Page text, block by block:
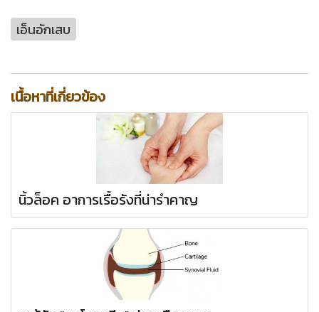
เอ็นอักเสบ
เนื้อหาที่เกี่ยวข้อง
นิ้วล็อค อาการเรื้อรังที่น่ารำคาญ